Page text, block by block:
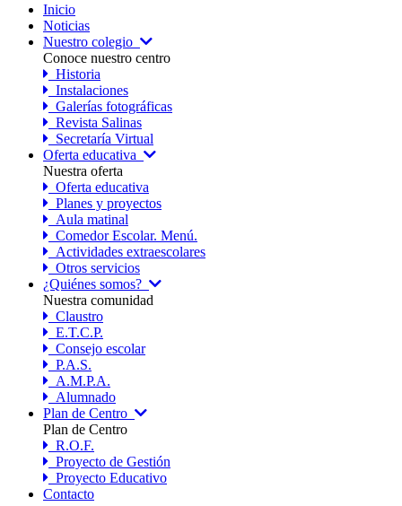
Inicio
Noticias
Nuestro colegio
Conoce nuestro centro
Historia
Instalaciones
Galerías fotográficas
Revista Salinas
Secretaría Virtual
Oferta educativa
Nuestra oferta
Oferta educativa
Planes y proyectos
Aula matinal
Comedor Escolar. Menú.
Actividades extraescolares
Otros servicios
¿Quiénes somos?
Nuestra comunidad
Claustro
E.T.C.P.
Consejo escolar
P.A.S.
A.M.P.A.
Alumnado
Plan de Centro
Plan de Centro
R.O.F.
Proyecto de Gestión
Proyecto Educativo
Contacto